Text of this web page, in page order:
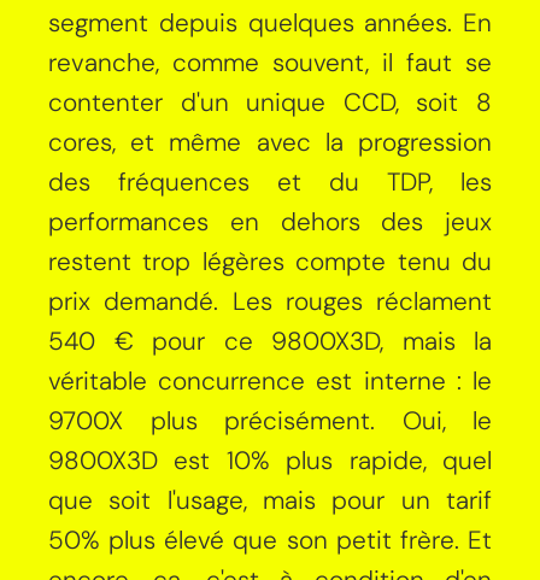
segment depuis quelques années. En
revanche, comme souvent, il faut se
contenter d'un unique CCD, soit 8
cores, et même avec la progression
des fréquences et du TDP, les
performances en dehors des jeux
restent trop légères compte tenu du
prix demandé. Les rouges réclament
540 € pour ce 9800X3D, mais la
véritable concurrence est interne : le
9700X plus précisément. Oui, le
9800X3D est 10% plus rapide, quel
que soit l'usage, mais pour un tarif
50% plus élevé que son petit frère. Et